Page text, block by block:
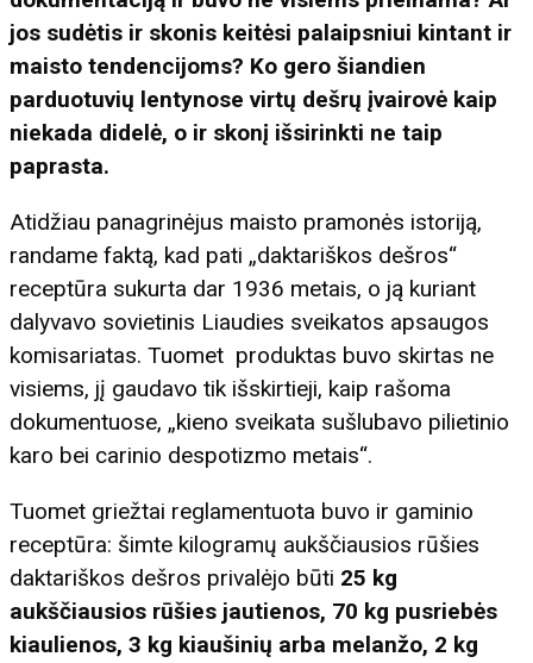
jos sudėtis ir skonis keitėsi palaipsniui kintant ir
maisto tendencijoms? Ko gero šiandien
parduotuvių lentynose virtų dešrų įvairovė kaip
niekada didelė, o ir skonį išsirinkti ne taip
paprasta.
Atidžiau panagrinėjus maisto pramonės istoriją,
randame faktą, kad pati „daktariškos dešros“
receptūra sukurta dar 1936 metais, o ją kuriant
dalyvavo sovietinis Liaudies sveikatos apsaugos
komisariatas. Tuomet produktas buvo skirtas ne
visiems, jį gaudavo tik išskirtieji, kaip rašoma
dokumentuose, „kieno sveikata sušlubavo pilietinio
karo bei carinio despotizmo metais“.
Tuomet griežtai reglamentuota buvo ir gaminio
receptūra: šimte kilogramų aukščiausios rūšies
daktariškos dešros privalėjo būti 25 kg
aukščiausios rūšies jautienos, 70 kg pusriebės
kiaulienos, 3 kg kiaušinių arba melanžo, 2 kg